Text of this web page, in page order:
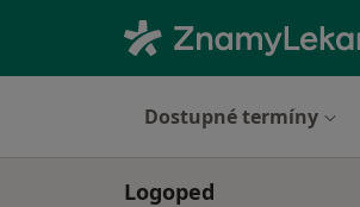
Dostupné termíny
Logoped